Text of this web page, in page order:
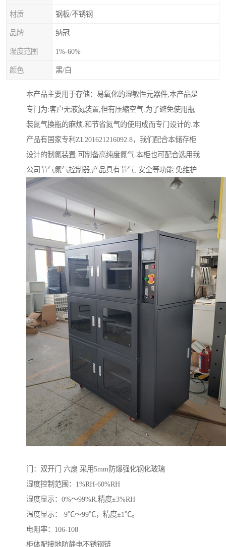
材质 钢板/不锈钢
品牌 纳冠
湿度范围 1%-60%
颜色 黑/白
本产品主要用于存储：易氧化的湿敏性元器件,本产品是
专门为:客户无液氮装置,但有压縮空气.为了避免使用瓶
装氮气換瓶的麻烦.和节省氮气的使用成而专门设计的.本
产品有国家专利ZL201621216092.8，我们配合本储存柜
设计的制氮装置.可制备高纯度氮气.本柜也可配合选用我
公司节气氮气控制器,产品具有节气, 安全等功能.免维护
门：双开门 六扇 采用5mm防爆强化钢化玻璃
湿度控制范围：1%RH-60%RH
湿度显示：0%～99%R.精度±3%RH
温度显示：-9℃～99℃，精度±1℃。
电阻率：106-108
柜体配接地防静电不锈钢链